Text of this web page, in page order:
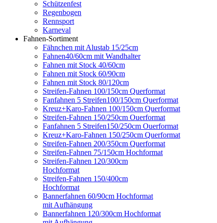
Schützenfest
Regenbogen
Rennsport
Karneval
Fahnen-Sortiment
Fähnchen mit Alustab 15/25cm
Fahnen40/60cm mit Wandhalter
Fahnen mit Stock 40/60cm
Fahnen mit Stock 60/90cm
Fahnen mit Stock 80/120cm
Streifen-Fahnen 100/150cm Querformat
Fanfahnen 5 Streifen100/150cm Querformat
Kreuz+Karo-Fahnen 100/150cm Querformat
Streifen-Fahnen 150/250cm Ouerformat
Fanfahnen 5 Streifen150/250cm Ouerformat
Kreuz+Karo-Fahnen 150/250cm Querformat
Streifen-Fahnen 200/350cm Querformat
Streifen-Fahnen 75/150cm Hochformat
Streifen-Fahnen 120/300cm
Hochformat
Streifen-Fahnen 150/400cm
Hochformat
Bannerfahnen 60/90cm Hochformat
mit Aufhängung
Bannerfahnen 120/300cm Hochformat